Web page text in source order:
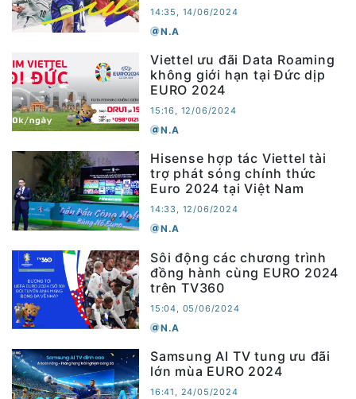
14:35, 14/06/2024
N.A
Viettel ưu đãi Data Roaming
không giới hạn tại Đức dịp
EURO 2024
15:16, 12/06/2024
N.A
Hisense hợp tác Viettel tài
trợ phát sóng chính thức
Euro 2024 tại Việt Nam
14:33, 12/06/2024
N.A
Sôi động các chương trình
đồng hành cùng EURO 2024
trên TV360
15:04, 05/06/2024
N.A
Samsung AI TV tung ưu đãi
lớn mùa EURO 2024
16:41, 24/05/2024